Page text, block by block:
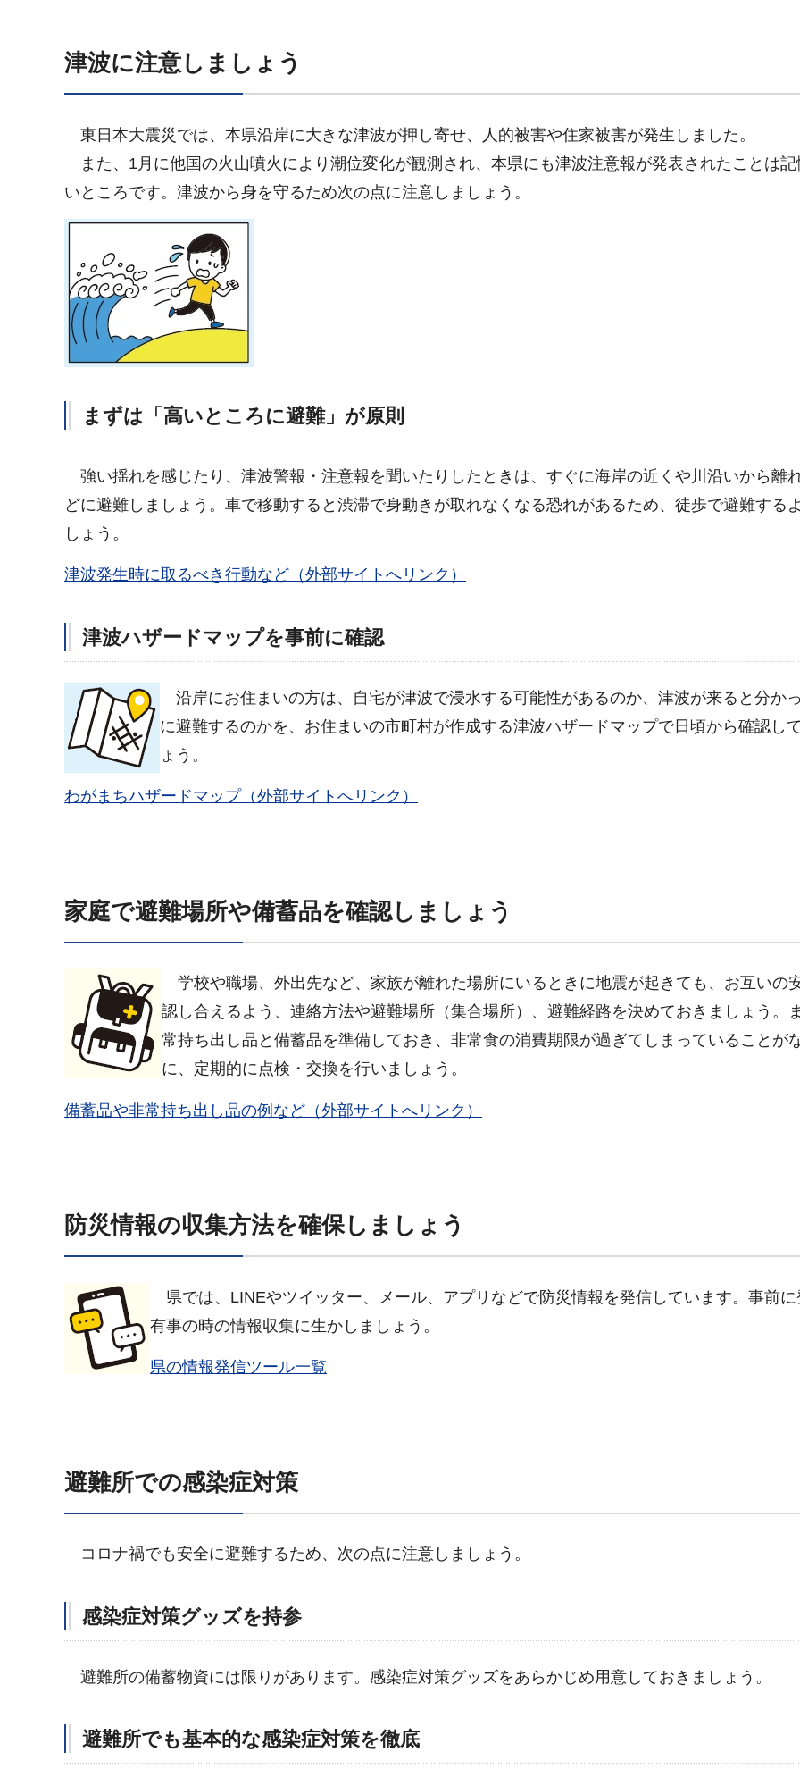
津波に注意しましょう
東日本大震災では、本県沿岸に大きな津波が押し寄せ、人的被害や住家被害が発生しました。
また、 1月に他国の火山噴火により潮位変化が観測され、本県にも津波注意報が発表されたことは記
いところです。津波から身を守るため次の点に注意しましょう。
まずは「高いところに避難」が原則
強い揺れを感じたり、津波警報・注意報を聞いたりしたときは、すぐに海岸の近くや川沿いから離
どに避難しましょう。車で移動すると渋滞で身動きが取れなくなる恐れがあるため、徒歩で避難する
しょう。
津波発生時に取るべき行動など（外部サイトへリンク）
津波ハザードマップを事前に確認
沿岸にお住まいの方は、自宅が津波で浸水する可能性があるのか、津波が来ると分か
に避難するのかを、お住まいの市町村が作成する津波ハザードマップで日頃から確認し
ょう。
わがまちハザードマップ（外部サイトへリンク）
家庭で避難場所や備蓄品を確認しましょう
学校や職場、外出先など、家族が離れた場所にいるときに地震が起きても、お互いの
認し合えるよう、連絡方法や避難場所（集合場所）、避難経路を決めておきましょう。
常持ち出し品と備蓄品を準備しておき、非常食の消費期限が過ぎてしまっていることが
に、定期的に点検・交換を行いましょう。
備蓄品や非常持ち出し品の例など（外部サイトへリンク）
防災情報の収集方法を確保しましょう
県では、LINEやツイッター、メール、アプリなどで防災情報を発信しています。事前に
有事の時の情報収集に生かしましょう。
県の情報発信ツール一覧
避難所での感染症対策
コロナ禍でも安全に避難するため、次の点に注意しましょう。
感染症対策グッズを持参
避難所の備蓄物資には限りがあります。感染症対策グッズをあらかじめ用意しておきましょう。
避難所でも基本的な感染症対策を徹底